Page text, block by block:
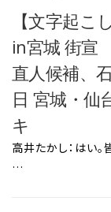
【文字起こ
in宮城 街宣
直人候補、
日 宮城・仙
キ
高井たかし：はい
…